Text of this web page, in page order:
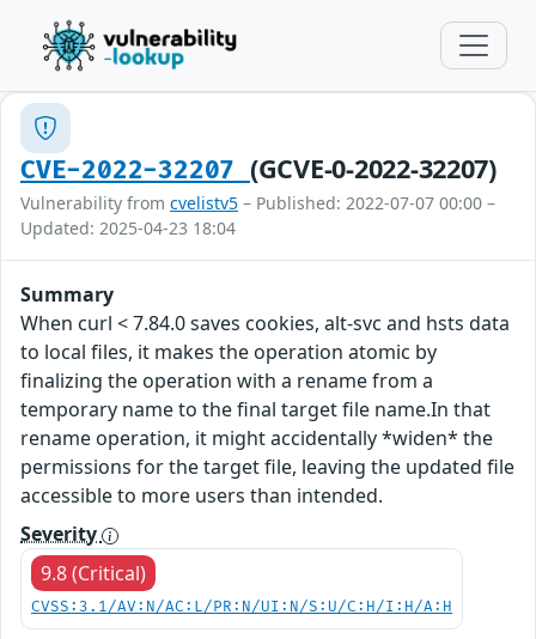
CVE-2022-32207 (GCVE-0-2022-32207)
Vulnerability from cvelistv5 – Published: 2022-07-07 00:00 –
Updated: 2025-04-23 18:04
Summary
When curl < 7.84.0 saves cookies, alt-svc and hsts data
to local files, it makes the operation atomic by
finalizing the operation with a rename from a
temporary name to the final target file name.In that
rename operation, it might accidentally *widen* the
permissions for the target file, leaving the updated file
accessible to more users than intended.
Severity
9.8 (Critical)
CVSS:3.1/AV:N/AC:L/PR:N/UI:N/S:U/C:H/I:H/A:H